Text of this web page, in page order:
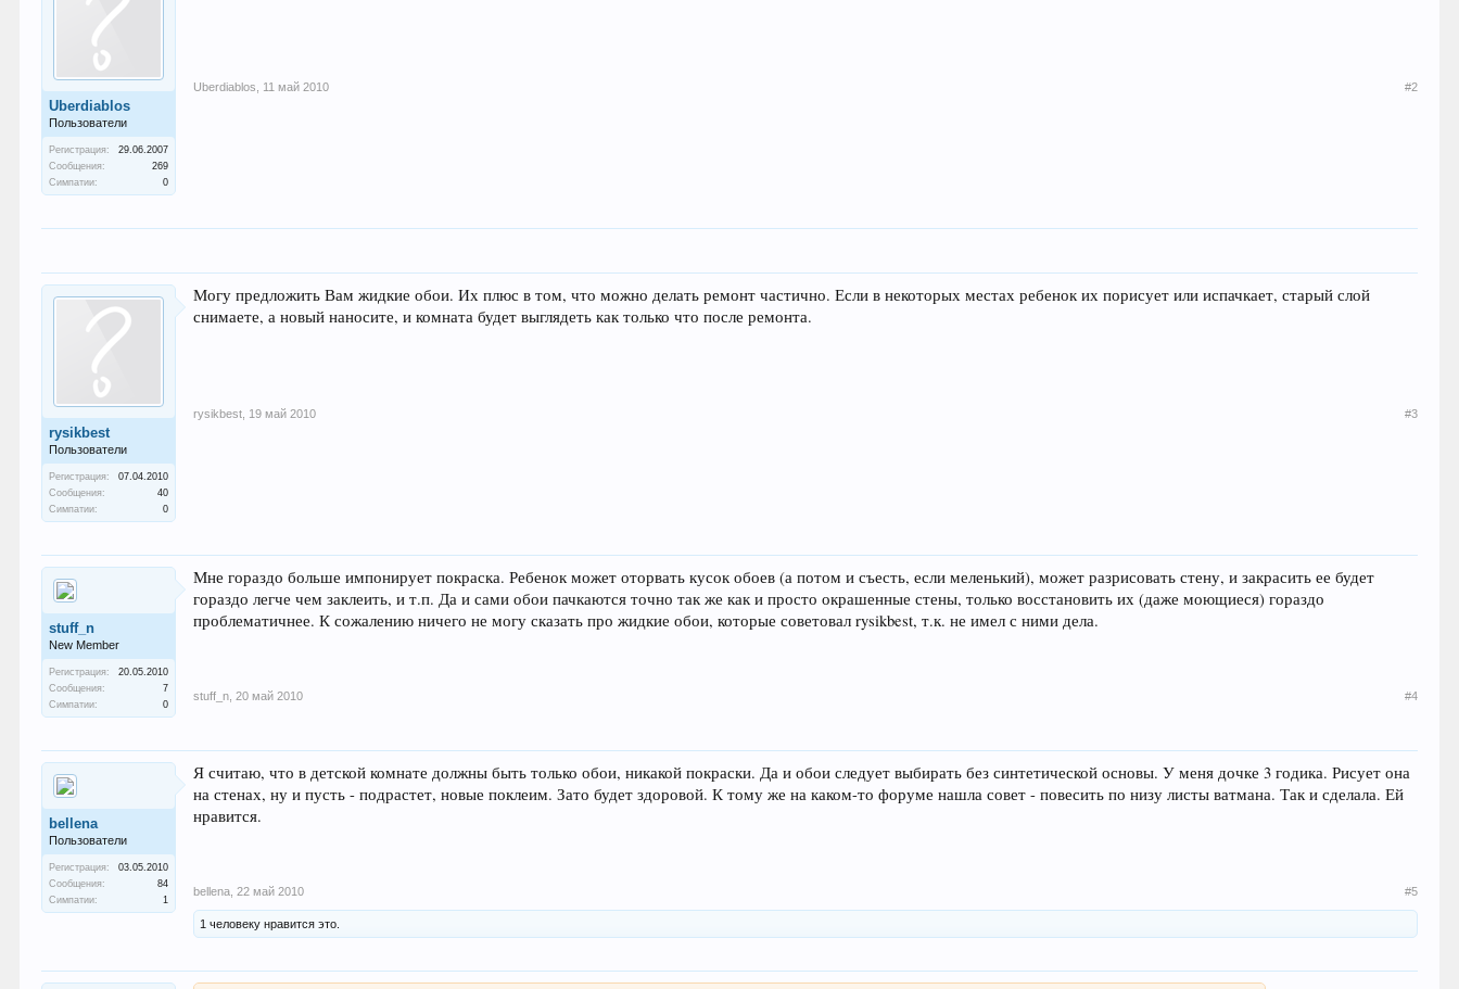
Uberdiablos
Пользователи
Регистрация:
29.06.2007
Сообщения:
269
Симпатии:
0
Uberdiablos 11 май 2010 #2
rysikbest
Пользователи
Регистрация:
07.04.2010
Сообщения:
40
Симпатии:
0
Могу предложить Вам жидкие обои. Их плюс в том, что можно делать ремонт частично. Если в некоторых местах ребенок их порисует или испачкает, старый слой
снимаете, а новый наносите, и комната будет выглядеть как только что после ремонта.
rysikbest 19 май 2010 #3
stuff_n
New Member
Регистрация:
20.05.2010
Сообщения:
7
Симпатии:
0
Мне гораздо больше импонирует покраска. Ребенок может оторвать кусок обоев (а потом и съесть, если меленький), может разрисовать стену, и закрасить ее будет
гораздо легче чем заклеить, и т.п. Да и сами обои пачкаются точно так же как и просто окрашенные стены, только восстановить их (даже моющиеся) гораздо
проблематичнее. К сожалению ничего не могу сказать про жидкие обои, которые советовал rysikbest, т.к. не имел с ними дела.
stuff_n 20 май 2010 #4
bellena
Пользователи
Регистрация:
03.05.2010
Сообщения:
84
Симпатии:
1
Я считаю, что в детской комнате должны быть только обои, никакой покраски. Да и обои следует выбирать без синтетической основы. У меня дочке 3 годика. Рисует она
на стенах, ну и пусть - подрастет, новые поклеим. Зато будет здоровой. К тому же на каком-то форуме нашла совет - повесить по низу листы ватмана. Так и сделала. Ей
нравится.
bellena 22 май 2010 #5
1 человеку нравится это.